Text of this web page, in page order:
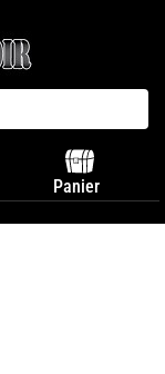
Panier